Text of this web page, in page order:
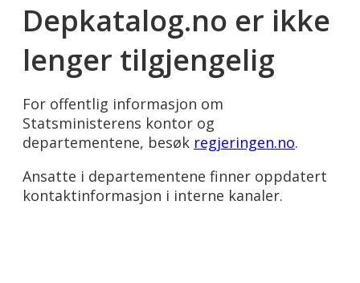
Depkatalog.no er ikke
lenger tilgjengelig
For offentlig informasjon om
Statsministerens kontor og
departementene, besøk regjeringen.no.
Ansatte i departementene finner oppdatert
kontaktinformasjon i interne kanaler.